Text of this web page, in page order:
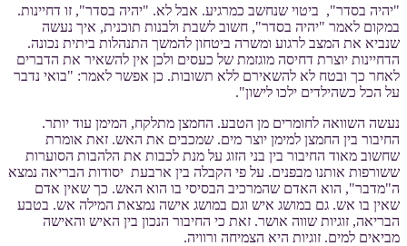
"יהיה בסדר", ביטוי שנחשב כמרגיע. אבל לא. "יהיה בסדר", זו דחיינות.
במקום לאמר "יהיה בסדר", חשוב לשבת ולבנות תוכנית, איך נעשה
שנביא את המצב לרגוע ומשרה ביטחון להמשך התנהלות ביתית נכונה.
הדחיינות יוצרת דחיסה מוגזמת של כעסים ולכן אין להשאיר את הדברים
לאחר כך ובטח לא להשאירם ללא תשובות. כן אפשר לאמר: "בואי נדבר
על הכל כשהילדים ילכו לישון".
נעשה השוואה לחומרים מן הטבע. החמצן מתלקח, המימן עוד יותר.
החיבור בין החמצן למימן יוצר מים. שמכבים את האש. זאת אומרת
שחשוב מאוד החיבור בין בני הזוג על מנת לכבות את הלהבות הסוערות
ששורפות אותנו מבפנים. על פי הקבלה בין ארבעת יסודות הבריאה נמצא
ה"מדבר", הוא האדם שהמרכיב הבסיסי בו הוא האש. כך שאין אדם
שאין בו אש. גם במושג איש וגם במושג אישה נמצאת המילה אש. בטבע
הבריאה, זוגיות שווה אושר. זאת כי החיבור הנכון בין האיש והאישה
מביאים למים. זוגיות היא הצמיחה ורוויה.